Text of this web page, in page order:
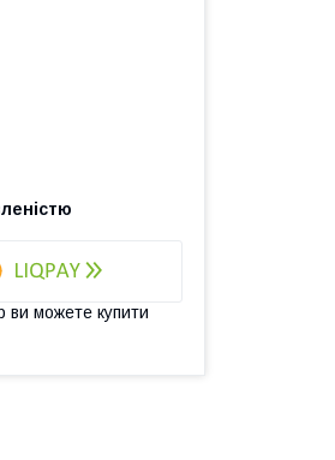
ви можете купити